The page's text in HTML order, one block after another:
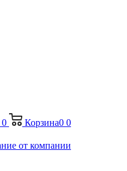
0 Корзина0 0